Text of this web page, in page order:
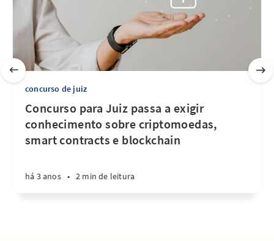
concurso de juiz
Concurso para Juiz passa a exigir
conhecimento sobre criptomoedas,
smart contracts e blockchain
há 3 anos • 2 min de leitura